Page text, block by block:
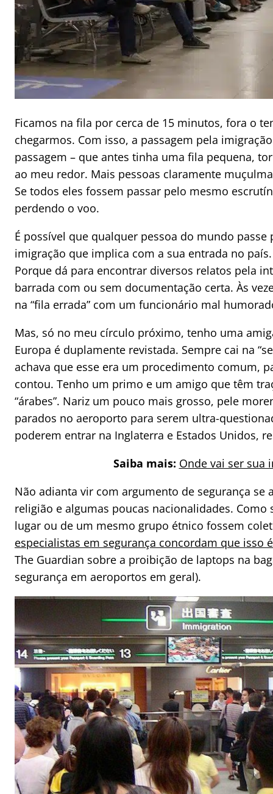
Ficamos na fila por cerca de 15 minutos, fora o
chegarmos. Com isso, a passagem pela
passagem – que antes tinha uma fila pequena,
ao meu redor. Mais pessoas claramente
Se todos eles fossem passar pelo mesmo
perdendo o voo.
É possível que qualquer pessoa do mundo
imigração que implica com a sua entrada no
Porque dá para encontrar diversos relatos pela
barrada com ou sem documentação certa. Às
na “fila errada” com um funcionário mal
Mas, só no meu círculo próximo, tenho uma
Europa é duplamente revistada. Sempre cai na
achava que esse era um procedimento comum,
contou. Tenho um primo e um amigo que têm
“árabes”. Nariz um pouco mais grosso, pele
parados no aeroporto para serem ultra-
poderem entrar na Inglaterra e Estados Unidos,
Saiba mais: Onde vai ser sua
Não adianta vir com argumento de segurança se
religião e algumas poucas nacionalidades.
lugar ou de um mesmo grupo étnico fossem
especialistas em segurança concordam que isso
The Guardian sobre a proibição de laptops na
segurança em aeroportos em geral).